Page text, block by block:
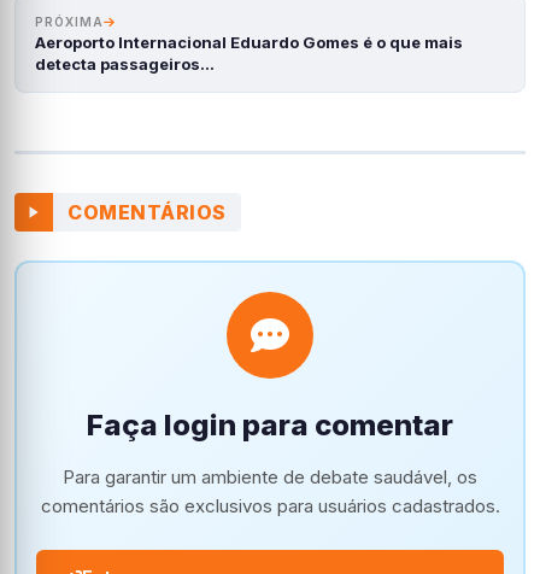
PRÓXIMA
Aeroporto Internacional Eduardo Gomes é o que mais
detecta passageiros…
COMENTÁRIOS
Faça login para comentar
Para garantir um ambiente de debate saudável, os
comentários são exclusivos para usuários cadastrados.